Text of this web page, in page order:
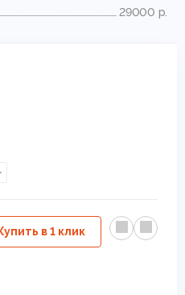
29000 р.
Купить в 1 клик